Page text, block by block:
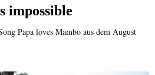
impossible
Papa loves Mambo aus dem August